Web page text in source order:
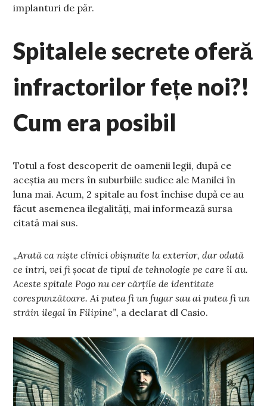
implanturi de păr.
Spitalele secrete oferă
infractorilor fețe noi?!
Cum era posibil
Totul a fost descoperit de oamenii legii, după ce
aceștia au mers în suburbiile sudice ale Manilei în
luna mai. Acum, 2 spitale au fost închise după ce au
făcut asemenea ilegalități, mai informează sursa
citată mai sus.
„Arată ca niște clinici obișnuite la exterior, dar odată
ce intri, vei fi șocat de tipul de tehnologie pe care îl au.
Aceste spitale Pogo nu cer cărțile de identitate
corespunzătoare. Ai putea fi un fugar sau ai putea fi un
străin ilegal în Filipine”, a declarat dl Casio.